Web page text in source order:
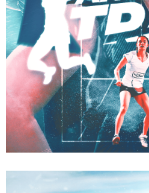
ARTWORK – EMMA